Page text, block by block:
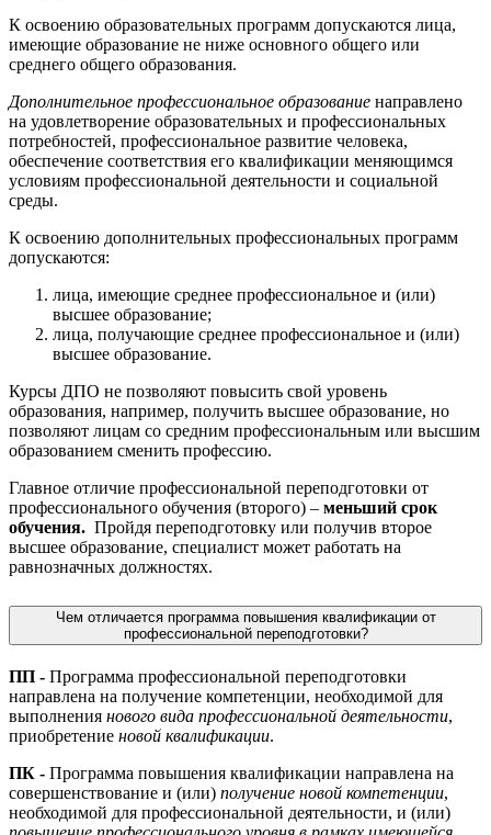
К освоению образовательных программ допускаются лица,
имеющие образование не ниже основного общего или
среднего общего образования.
Дополнительное профессиональное образование направлено
на удовлетворение образовательных и профессиональных
потребностей, профессиональное развитие человека,
обеспечение соответствия его квалификации меняющимся
условиям профессиональной деятельности и социальной
среды.
К освоению дополнительных профессиональных программ
допускаются:
лица, имеющие среднее профессиональное и (или)
высшее образование;
лица, получающие среднее профессиональное и (или)
высшее образование.
Курсы ДПО не позволяют повысить свой уровень
образования, например, получить высшее образование, но
позволяют лицам со средним профессиональным или высшим
образованием сменить профессию.
Главное отличие профессиональной переподготовки от
профессионального обучения (второго) – меньший срок
обучения. Пройдя переподготовку или получив второе
высшее образование, специалист может работать на
равнозначных должностях.
Чем отличается программа повышения квалификации от
профессиональной переподготовки?
ПП - Программа профессиональной переподготовки
направлена на получение компетенции, необходимой для
выполнения нового вида профессиональной деятельности,
приобретение новой квалификации.
ПК - Программа повышения квалификации направлена на
совершенствование и (или) получение новой компетенции,
необходимой для профессиональной деятельности, и (или)